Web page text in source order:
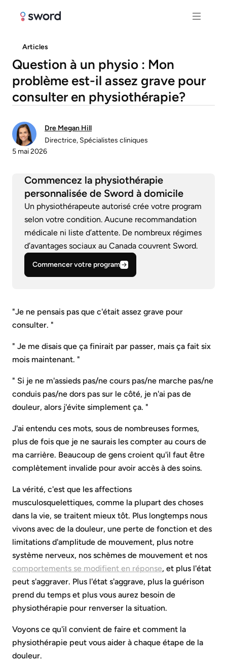
Articles
Question à un physio : Mon
problème est-il assez grave pour
consulter en physiothérapie?
Dre Megan Hill
Directrice, Spécialistes cliniques
5 mai 2026
Commencez la physiothérapie
personnalisée de Sword à domicile
Un physiothérapeute autorisé crée votre program
selon votre condition. Aucune recommandation
médicale ni liste d’attente. De nombreux régimes
d’avantages sociaux au Canada couvrent Sword.
Commencer votre program
"Je ne pensais pas que c'était assez grave pour
consulter. "
" Je me disais que ça finirait par passer, mais ça fait six
mois maintenant. "
" Si je ne m'assieds pas/ne cours pas/ne marche pas/ne
conduis pas/ne dors pas sur le côté, je n'ai pas de
douleur, alors j'évite simplement ça. "
J'ai entendu ces mots, sous de nombreuses formes,
plus de fois que je ne saurais les compter au cours de
ma carrière. Beaucoup de gens croient qu'il faut être
complètement invalide pour avoir accès à des soins.
La vérité, c'est que les affections
musculosquelettiques, comme la plupart des choses
dans la vie, se traitent mieux tôt. Plus longtemps nous
vivons avec de la douleur, une perte de fonction et des
limitations d'amplitude de mouvement, plus notre
système nerveux, nos schèmes de mouvement et nos
comportements se modifient en réponse, et plus l'état
peut s'aggraver. Plus l'état s'aggrave, plus la guérison
prend du temps et plus vous aurez besoin de
physiothérapie pour renverser la situation.
Voyons ce qu'il convient de faire et comment la
physiothérapie peut vous aider à chaque étape de la
douleur.